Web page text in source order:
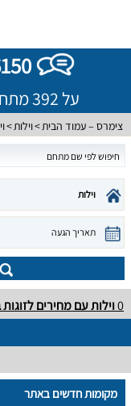
16150 חוות
על 392 מתחמי אירוח שונים ברחבי הארץ
צימרס – עמוד הבית וילות
וילות
תאריך הגעה
0וילות עם מחירים
מקומות חדשים באתר